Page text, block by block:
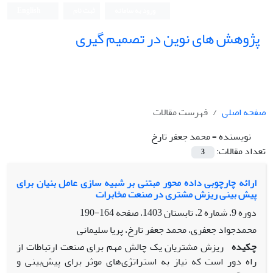
پژوهش های نوین در تصمیم گیری
صفحه اصلی
فهرست مقالات
نویسنده =محمد جعفر تارخ
تعداد مقالات:
3
ارائه چارچوبی داده محور مبتنی بر شبیه سازی عامل بنیان برای
پیش بینی ریزش مشتری در صنعت مخابرات
دوره 9، شماره 2، تابستان 1403، صفحه
164-190
محمدجواد جعفری، محمد جعفر تارخ، پریا سلیمانی
چکیده ریزش مشتریان یک چالش مهم برای صنعت ارتباطات از
راه دور است که نیاز به استراتژی‌های موثر برای پیش‌بینی و